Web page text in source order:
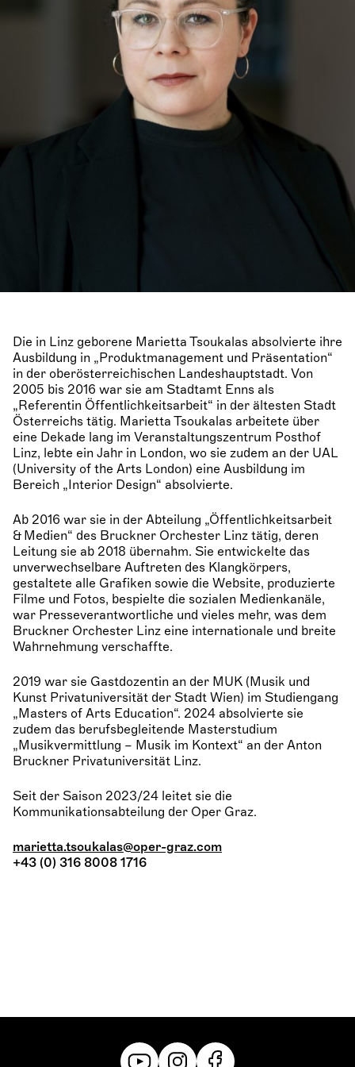
Die in Linz geborene Marietta Tsoukalas absolvierte ihre
Ausbildung in „Produktmanagement und Präsentation“
in der oberösterreichischen Landeshauptstadt. Von
2005 bis 2016 war sie am Stadtamt Enns als
„Referentin Öffentlichkeitsarbeit“ in der ältesten Stadt
Österreichs tätig. Marietta Tsoukalas arbeitete über
eine Dekade lang im Veranstaltungszentrum Posthof
Linz, lebte ein Jahr in London, wo sie zudem an der UAL
(University of the Arts London) eine Ausbildung im
Bereich „Interior Design“ absolvierte.
Ab 2016 war sie in der Abteilung „Öffentlichkeitsarbeit
& Medien“ des Bruckner Orchester Linz tätig, deren
Leitung sie ab 2018 übernahm. Sie entwickelte das
unverwechselbare Auftreten des Klangkörpers,
gestaltete alle Grafiken sowie die Website, produzierte
Filme und Fotos, bespielte die sozialen Medienkanäle,
war Presseverantwortliche und vieles mehr, was dem
Bruckner Orchester Linz eine internationale und breite
Wahrnehmung verschaffte.
2019 war sie Gastdozentin an der MUK (Musik und
Kunst Privatuniversität der Stadt Wien) im Studiengang
„Masters of Arts Education“. 2024 absolvierte sie
zudem das berufsbegleitende Masterstudium
„Musikvermittlung – Musik im Kontext“ an der Anton
Bruckner Privatuniversität Linz.
Seit der Saison 2023/24 leitet sie die
Kommunikationsabteilung der Oper Graz.
marietta.tsoukalas@oper-graz.com
+43 (0) 316 8008 1716